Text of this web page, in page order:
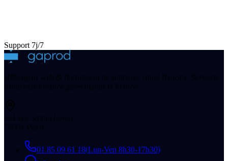
Support 7j/7
01 85 09 61 18(Lun-Ven 8h30-17h30)